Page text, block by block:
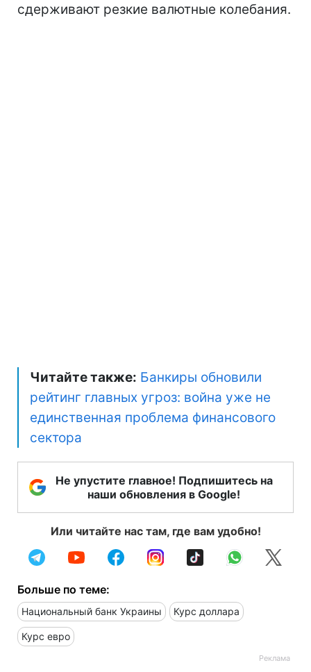
сдерживают резкие валютные колебания.
Читайте также: Банкиры обновили
рейтинг главных угроз: война уже не
единственная проблема финансового
сектора
Не упустите главное! Подпишитесь на
наши обновления в Google!
Или читайте нас там, где вам удобно!
Больше по теме:
Национальный банк Украины Курс доллара
Курс евро